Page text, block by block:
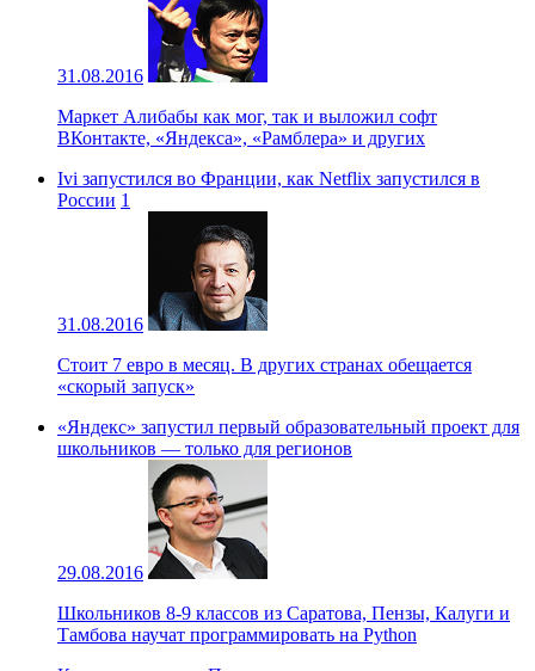
31.08.2016
Маркет Алибабы как мог, так и выложил софт
ВКонтакте, «Яндекса», «Рамблера» и других
Ivi запустился во Франции, как Netflix запустился в
России 1
31.08.2016
Стоит 7 евро в месяц. В других странах обещается
«скорый запуск»
«Яндекс» запустил первый образовательный проект для
школьников — только для регионов
29.08.2016
Школьников 8-9 классов из Саратова, Пензы, Калуги и
Тамбова научат программировать на Python